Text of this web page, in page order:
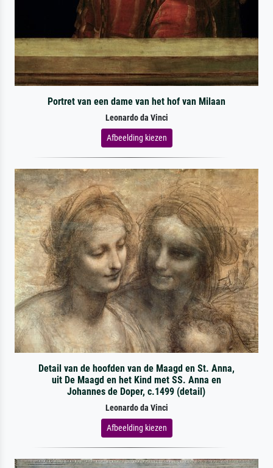
Portret van een dame van het hof van Milaan
Leonardo da Vinci
Afbeelding kiezen
Detail van de hoofden van de Maagd en St. Anna,
uit De Maagd en het Kind met SS. Anna en
Johannes de Doper, c.1499 (detail)
Leonardo da Vinci
Afbeelding kiezen